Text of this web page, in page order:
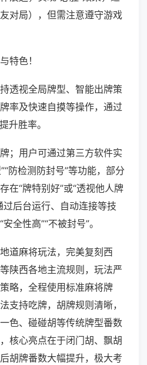
对局），但需注意遵守游戏
特色！
透视全局牌型、智能出牌策
率及快速自摸等操作，通过
升胜率。
；用户可通过第三方软件实
防检测防封号”等功能，部分
在“牌特别好”或“透视他人牌
过后台运行、自动连接等技
全性高”“不被封号”。
道麻将玩法，完美复刻西
陕西各地主流规则，玩法严
略，全程使用标准麻将牌
支持吃牌，胡牌规则清晰，
色、碰碰胡等传统牌型番数
核心亮点在于闭门胡、飘胡
胡牌番数大幅提升，极大考